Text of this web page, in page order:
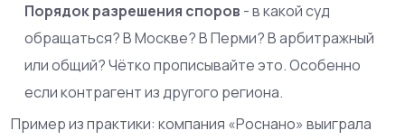
Порядок разрешения споров - в какой суд
обращаться? В Москве? В Перми? В арбитражный
или общий? Чётко прописывайте это. Особенно
если контрагент из другого региона.
Пример из практики: компания «Роснано» выиграла